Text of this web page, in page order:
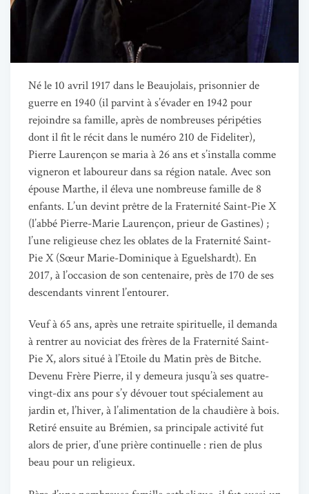
Né le 10 avril 1917 dans le Beaujolais, prisonnier de
guerre en 1940 (il parvint à s’évader en 1942 pour
rejoindre sa famille, après de nombreuses péripéties
dont il fit le récit dans le numéro 210 de Fideliter),
Pierre Laurençon se maria à 26 ans et s’installa comme
vigneron et laboureur dans sa région natale. Avec son
épouse Marthe, il éleva une nombreuse famille de 8
enfants. L’un devint prêtre de la Fraternité Saint-Pie X
(l’abbé Pierre-Marie Laurençon, prieur de Gastines) ;
l’une religieuse chez les oblates de la Fraternité Saint-
Pie X (Sœur Marie-Dominique à Eguelshardt). En
2017, à l’occasion de son centenaire, près de 170 de ses
descendants vinrent l’entourer.
Veuf à 65 ans, après une retraite spirituelle, il demanda
à rentrer au noviciat des frères de la Fraternité Saint-
Pie X, alors situé à l’Etoile du Matin près de Bitche.
Devenu Frère Pierre, il y demeura jusqu’à ses quatre-
vingt-dix ans pour s’y dévouer tout spécialement au
jardin et, l’hiver, à l’alimentation de la chaudière à bois.
Retiré ensuite au Brémien, sa principale activité fut
alors de prier, d’une prière continuelle : rien de plus
beau pour un religieux.